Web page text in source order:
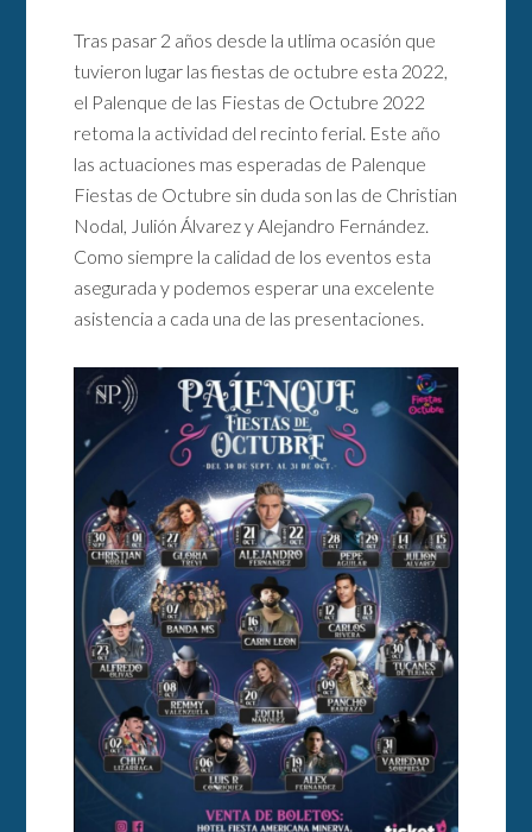
Tras pasar 2 años desde la utlima ocasión que
tuvieron lugar las fiestas de octubre esta 2022,
el Palenque de las Fiestas de Octubre 2022
retoma la actividad del recinto ferial. Este año
las actuaciones mas esperadas de Palenque
Fiestas de Octubre sin duda son las de Christian
Nodal, Julión Álvarez y Alejandro Fernández.
Como siempre la calidad de los eventos esta
asegurada y podemos esperar una excelente
asistencia a cada una de las presentaciones.